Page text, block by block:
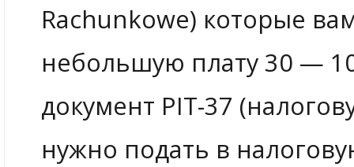
Rachunkowe) которые
небольшую плату 30 —
документ PIT-37
нужно подать в